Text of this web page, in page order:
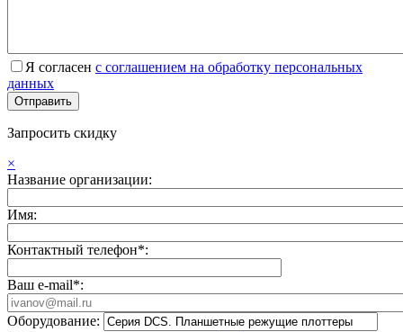
Я согласен с соглашением на обработку персональных
данных
Запросить скидку
×
Название организации:
Имя:
Контактный телефон*:
Ваш e-mail*:
Оборудование: